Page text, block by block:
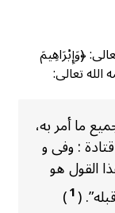
﴿وَإِبْرَاهِيمَ
الله تعالى:
ما أمر به،
: وفى و
القول هو
(
1
)